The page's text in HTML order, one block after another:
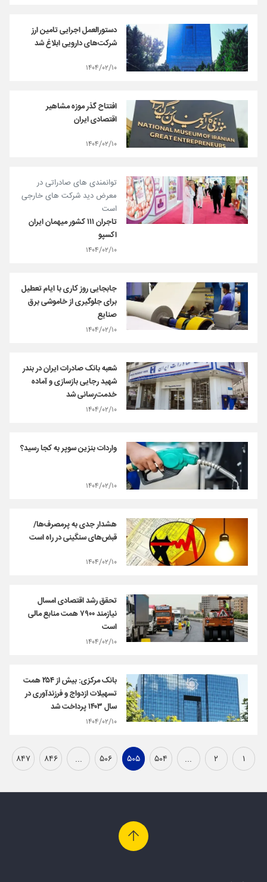
دستورالعمل اجرایی تامین ارز
شرکت‌های دارویی ابلاغ شد
۱۴۰۴/۰۲/۱۰
افتتاح گذر موزه مشاهیر
اقتصادی ایران
۱۴۰۴/۰۲/۱۰
توانمندی های صادراتی در
معرض دید شرکت های خارجی
است
تاجران ۱۱۱ کشور میهمان ایران
اکسپو
۱۴۰۴/۰۲/۱۰
جابجایی روز کاری با ایام تعطیل
برای جلوگیری از خاموشی برق
صنایع
۱۴۰۴/۰۲/۱۰
شعبه بانک صادرات ایران در بندر
شهید رجایی بازسازی و آماده
خدمت‌رسانی شد
۱۴۰۴/۰۲/۱۰
واردات بنزین سوپر به کجا رسید؟
۱۴۰۴/۰۲/۱۰
هشدار جدی به پرمصرف‌ها/
قبض‌های سنگینی در راه است
۱۴۰۴/۰۲/۱۰
تحقق رشد اقتصادی امسال
نیازمند ۷۹۰۰ همت منابع مالی
است
۱۴۰۴/۰۲/۱۰
بانک مرکزی: بیش از ۲۵۴ همت
تسهیلات ازدواج و فرزندآوری در
سال ۱۴۰۳ پرداخت شد
۱۴۰۴/۰۲/۱۰
۱ ۲ ... ۵۰۴ ۵۰۵ ۵۰۶ ... ۸۴۶ ۸۴۷